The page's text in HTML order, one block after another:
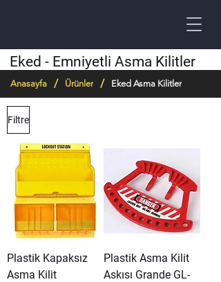
Eked - Emniyetli Asma Kilitler
Anasayfa / Ürünler / Eked Asma Kilitler
Filtre
Plastik Kapaksız
Asma Kilit
Plastik Asma Kilit
Askısı Grande GL-